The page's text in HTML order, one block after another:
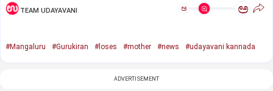
TEAM UDAYAVANI ಅ ಅ
#Mangaluru #Gurukiran #loses #mother #news #udayavani kannada
ADVERTISEMENT